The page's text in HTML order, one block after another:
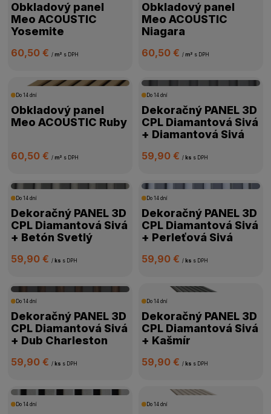
Obkladový panel
Meo ACOUSTIC
Yosemite
60,50 €/ m² s DPH
Obkladový panel
Meo ACOUSTIC
Niagara
60,50 € / m² s DPH
Do 14 dní
Obkladový panel
Meo ACOUSTIC Ruby
60,50 €/ m² s DPH
Do 14 dní
Dekoračný PANEL 3D
CPL Diamantová Sivá
+ Diamantová Sivá
59,90 € / ks s DPH
Do 14 dní
Dekoračný PANEL 3D
CPL Diamantová Sivá
+ Betón Svetlý
59,90 €/ ks s DPH
Do 14 dní
Dekoračný PANEL 3D
CPL Diamantová Sivá
+ Perleťová Sivá
59,90 € / ks s DPH
Do 14 dní
Dekoračný PANEL 3D
CPL Diamantová Sivá
+ Dub Charleston
59,90 €/ ks s DPH
Do 14 dní
Dekoračný PANEL 3D
CPL Diamantová Sivá
+ Kašmír
59,90 € / ks s DPH
Do 14 dní Do 14 dní